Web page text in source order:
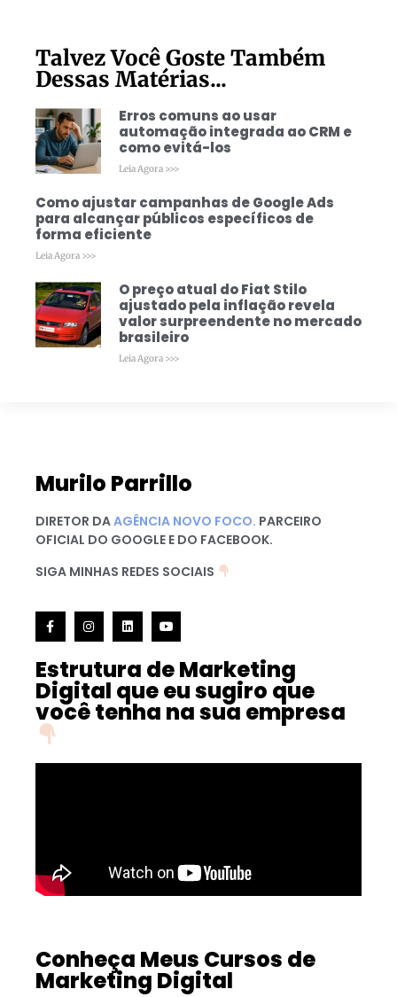
Talvez Você Goste Também
Dessas Matérias...
Erros comuns ao usar
automação integrada ao CRM e
como evitá-los
Leia Agora >>>
Como ajustar campanhas de Google Ads
para alcançar públicos específicos de
forma eficiente
Leia Agora >>>
O preço atual do Fiat Stilo
ajustado pela inflação revela
valor surpreendente no mercado
brasileiro
Leia Agora >>>
Murilo Parrillo
DIRETOR DAAGÊNCIA NOVO FOCO. PARCEIRO
OFICIAL DO GOOGLE E DO FACEBOOK.
SIGA MINHAS REDES SOCIAIS
Estrutura de Marketing
Digital que eu sugiro que
você tenha na sua empresa
Conheça Meus Cursos de
Marketing Digital